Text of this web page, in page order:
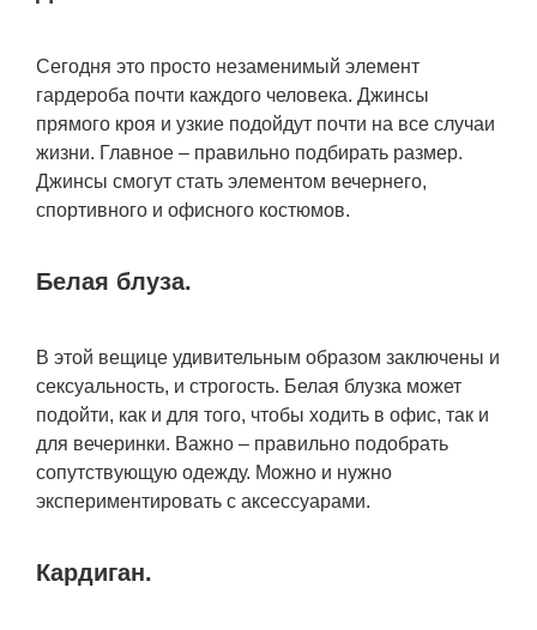
Сегодня это просто незаменимый элемент
гардероба почти каждого человека. Джинсы
прямого кроя и узкие подойдут почти на все случаи
жизни. Главное – правильно подбирать размер.
Джинсы смогут стать элементом вечернего,
спортивного и офисного костюмов.
Белая блуза.
В этой вещице удивительным образом заключены и
сексуальность, и строгость. Белая блузка может
подойти, как и для того, чтобы ходить в офис, так и
для вечеринки. Важно – правильно подобрать
сопутствующую одежду. Можно и нужно
экспериментировать с аксессуарами.
Кардиган.